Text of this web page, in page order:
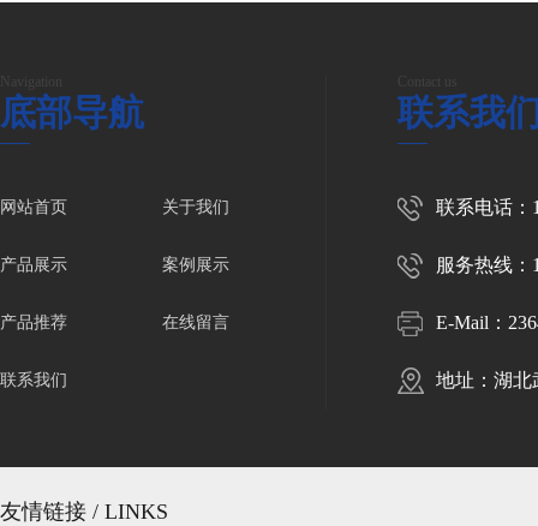
底部导航
网站首页 关于我们
产品展示 案例展示
产品推荐 在线留言
联系我们
联系我
联系电话：
服务热线：
E-Mail：
地址：湖北
友情链接 / LINKS